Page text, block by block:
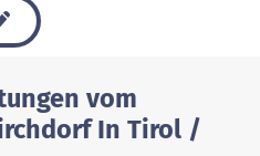
vom
In Tirol /